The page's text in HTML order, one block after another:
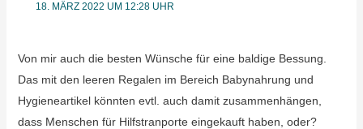
18. MÄRZ 2022 UM 12:28 UHR
Von mir auch die besten Wünsche für eine baldige Bessung.
Das mit den leeren Regalen im Bereich Babynahrung und
Hygieneartikel könnten evtl. auch damit zusammenhängen,
dass Menschen für Hilfstranporte eingekauft haben, oder?